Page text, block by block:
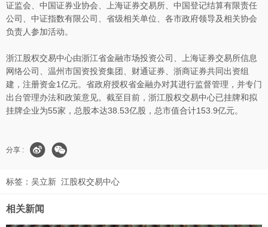
证监会、中国证券业协会、上海证券交易所、中国登记结算有限责任
公司、中证指数有限公司、省级相关单位、各市政府领导及相关协会
负责人参加活动。
浙江股权交易中心由浙江省金融市场投资公司、上海证券交易所信息
网络公司、温州市国资投资集团、财通证券、浙商证券共同出资组
建，注册资金1亿元。省政府授权省金融办对其进行监督管理，并专门
出台管理办法和政策意见。截至目前，浙江股权交易中心已挂牌和拟
挂牌企业为55家，总股本达38.53亿股，总市值合计153.9亿元。
分享 :
标签： 吴立新 江股权交易中心
相关新闻